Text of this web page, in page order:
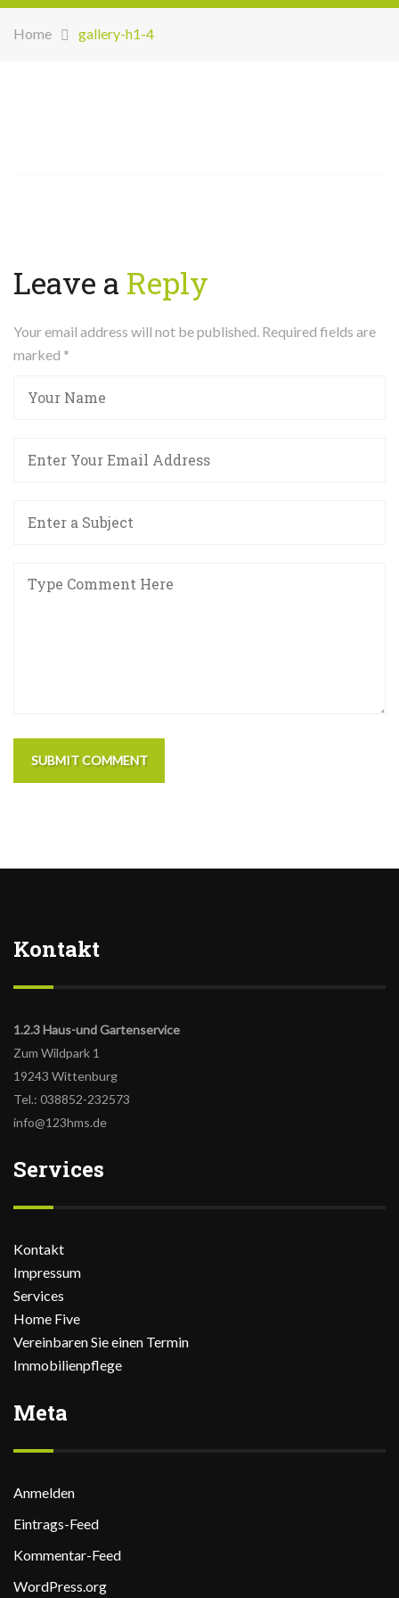
Home gallery-h1-4
Leave a Reply
Your email address will not be published. Required fields are
marked *
SUBMIT COMMENT
Kontakt
1.2.3 Haus-und Gartenservice
Zum Wildpark 1
19243 Wittenburg
Tel.: 038852-232573
info@123hms.de
Services
Kontakt
Impressum
Services
Home Five
Vereinbaren Sie einen Termin
Immobilienpflege
Meta
Anmelden
Eintrags-Feed
Kommentar-Feed
WordPress.org